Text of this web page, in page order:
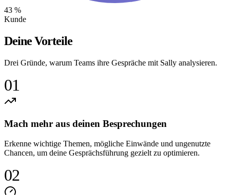
43 %
Kunde
Deine Vorteile
Drei Gründe, warum Teams ihre Gespräche mit Sally analysieren.
01
Mach mehr aus deinen Besprechungen
Erkenne wichtige Themen, mögliche Einwände und ungenutzte
Chancen, um deine Gesprächsführung gezielt zu optimieren.
02